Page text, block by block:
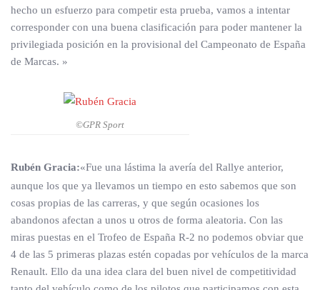
hecho un esfuerzo para competir esta prueba, vamos a intentar
corresponder con una buena clasificación para poder mantener la
privilegiada posición en la provisional del Campeonato de España
de Marcas. »
©GPR Sport
Rubén Gracia:«Fue una lástima la avería del Rallye anterior,
aunque los que ya llevamos un tiempo en esto sabemos que son
cosas propias de las carreras, y que según ocasiones los
abandonos afectan a unos u otros de forma aleatoria. Con las
miras puestas en el Trofeo de España R-2 no podemos obviar que
4 de las 5 primeras plazas estén copadas por vehículos de la marca
Renault. Ello da una idea clara del buen nivel de competitividad